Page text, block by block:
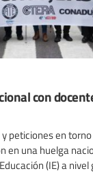
con
peticiones en
en una huelga
(IE) a